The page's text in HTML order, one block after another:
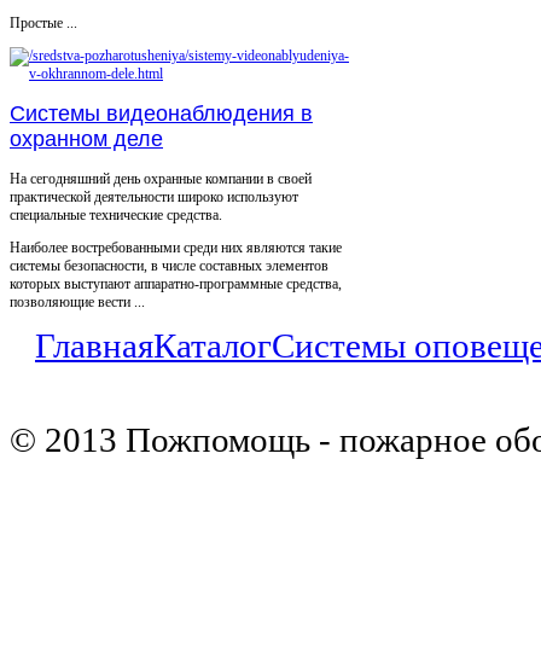
Простые ...
Системы видеонаблюдения в
охранном деле
На сегодняшний день охранные компании в своей
практической деятельности широко используют
специальные технические средства.
Наиболее востребованными среди них являются такие
системы безопасности, в числе составных элементов
которых выступают аппаратно-программные средства,
позволяющие вести ...
ГлавнаяКаталогСистемы
© 2013 Пожпомощь - пожарное